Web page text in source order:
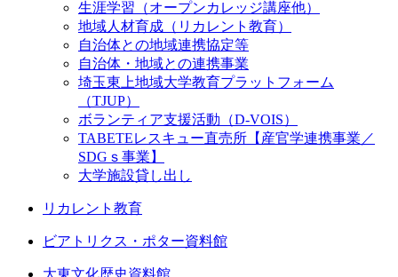
生涯学習（オープンカレッジ講座他）
地域人材育成（リカレント教育）
自治体との地域連携協定等
自治体・地域との連携事業
埼玉東上地域大学教育プラットフォーム
（TJUP）
ボランティア支援活動（D-VOIS）
TABETEレスキュー直売所【産官学連携事業／
SDGｓ事業】
大学施設貸し出し
リカレント教育
ビアトリクス・ポター資料館